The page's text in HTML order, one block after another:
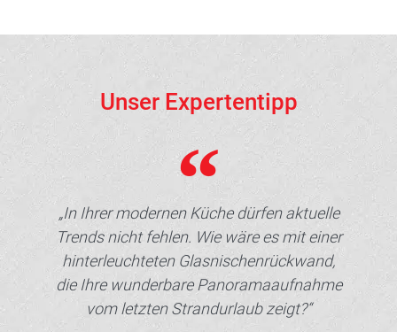
Unser Expertentipp
„In Ihrer modernen Küche dürfen aktuelle
Trends nicht fehlen. Wie wäre es mit einer
hinterleuchteten Glasnischenrückwand,
die Ihre wunderbare Panoramaaufnahme
vom letzten Strandurlaub zeigt?“